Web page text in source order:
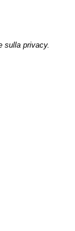
sulla privacy.